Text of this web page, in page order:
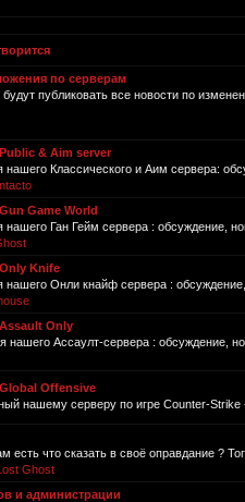
по серверам
публиковать все новости по
& Aim server
Классического и Аим сервера:
Game World
Ган Гейм сервера : обсуждение,
Knife
Онли кнайф сервера : обсуждение,
Only
Ассаулт-сервера : обсуждение,
Offensive
нашему серверу по игре Counter-Strike
есть что сказать в своё оправдание ?
Ghost
и администрации